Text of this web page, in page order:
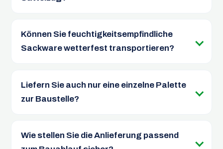
Können Sie feuchtigkeitsempfindliche
Sackware wetterfest transportieren?
Liefern Sie auch nur eine einzelne Palette
zur Baustelle?
Wie stellen Sie die Anlieferung passend